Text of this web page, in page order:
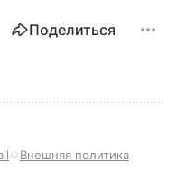
Поделиться
Внешняя политика